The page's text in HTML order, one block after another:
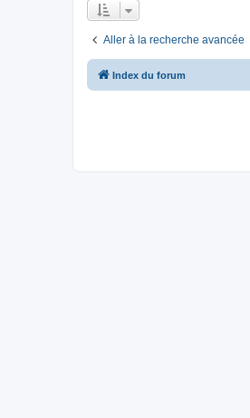
Aller à la recherche avancée
Index du forum